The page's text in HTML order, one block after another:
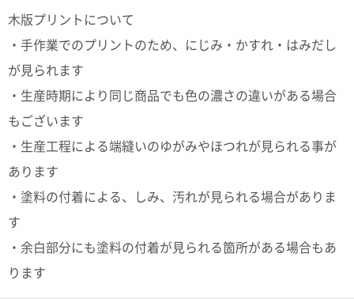
木版プリントについて
・手作業でのプリントのため、にじみ・かすれ・はみだし
が見られます
・生産時期により同じ商品でも色の濃さの違いがある場合
もございます
・生産工程による端縫いのゆがみやほつれが見られる事が
あります
・塗料の付着による、しみ、汚れが見られる場合がありま
す
・余白部分にも塗料の付着が見られる箇所がある場合もあ
ります